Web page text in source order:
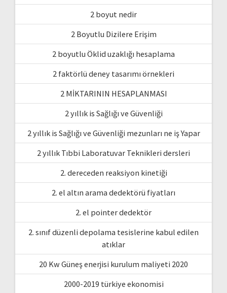
2 boyut nedir
2 Boyutlu Dizilere Erişim
2 boyutlu Öklid uzaklığı hesaplama
2 faktörlü deney tasarımı örnekleri
2 MİKTARININ HESAPLANMASI
2 yıllık is Sağlığı ve Güvenliği
2 yıllık is Sağlığı ve Güvenliği mezunları ne iş Yapar
2 yıllık Tıbbi Laboratuvar Teknikleri dersleri
2. dereceden reaksiyon kinetiği
2. el altın arama dedektörü fiyatları
2. el pointer dedektör
2. sınıf düzenli depolama tesislerine kabul edilen
atıklar
20 Kw Güneş enerjisi kurulum maliyeti 2020
2000-2019 türkiye ekonomisi